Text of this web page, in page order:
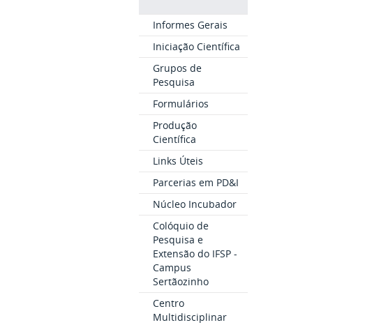
Informes Gerais
Iniciação Científica
Grupos de
Pesquisa
Formulários
Produção
Científica
Links Úteis
Parcerias em PD&I
Núcleo Incubador
Colóquio de
Pesquisa e
Extensão do IFSP -
Campus
Sertãozinho
Centro
Multidisciplinar